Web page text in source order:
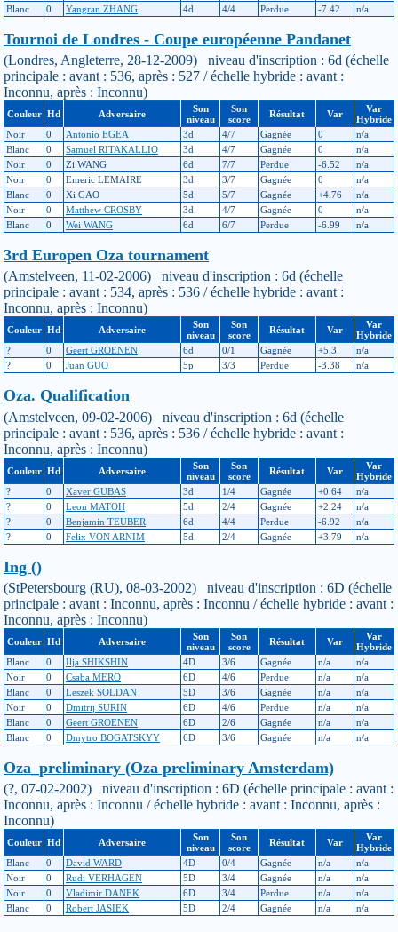
Blanc
0 Yangran ZHANG 4d 4/4 Perdue -7.42 n/a
Tournoi de Londres - Coupe européenne Pandanet
(Londres, Angleterre, 28-12-2009) niveau d'inscription : 6d (échelle
principale : avant : 536, après : 527 / échelle hybride : avant :
Inconnu, après : Inconnu)
Couleur Hd Adversaire
Son
niveau
Son
score
Résultat Var
Var
Hybride
Noir
0 Antonio EGEA 3d 4/7 Gagnée 0
n/a
Blanc
0 Samuel RITAKALLIO 3d 4/7 Gagnée 0
n/a
Noir
0 Zi WANG 6d 7/7 Perdue -6.52
n/a
Noir
0 Emeric LEMAIRE 3d 3/7 Gagnée 0
n/a
Blanc
0 Xi GAO 5d 5/7 Gagnée +4.76
n/a
Noir
0 Matthew CROSBY 3d 4/7 Gagnée 0
n/a
Blanc
0 Wei WANG 6d 6/7 Perdue -6.99 n/a
3rd Europen Oza tournament
(Amstelveen, 11-02-2006) niveau d'inscription : 6d (échelle
principale : avant : 534, après : 536 / échelle hybride : avant :
Inconnu, après : Inconnu)
Couleur Hd Adversaire
Son
niveau
Son
score
Résultat Var
Var
Hybride
?
0 Geert GROENEN 6d 0/1 Gagnée +5.3
n/a
?
0 Juan GUO 5p 3/3 Perdue -3.38 n/a
Oza. Qualification
(Amstelveen, 09-02-2006) niveau d'inscription : 6d (échelle
principale : avant : 536, après : 536 / échelle hybride : avant :
Inconnu, après : Inconnu)
Couleur Hd Adversaire
Son
niveau
Son
score
Résultat Var
Var
Hybride
?
0 Xaver GUBAS 3d 1/4 Gagnée +0.64
n/a
?
0 Leon MATOH 5d 2/4 Gagnée +2.24
n/a
?
0 Benjamin TEUBER 6d 4/4 Perdue -6.92
n/a
?
0 Felix VON ARNIM 5d 2/4 Gagnée +3.79 n/a
Ing ()
(StPetersbourg (RU), 08-03-2002) niveau d'inscription : 6D (échelle
principale : avant : Inconnu, après : Inconnu / échelle hybride : avant :
Inconnu, après : Inconnu)
Couleur Hd Adversaire
Son
niveau
Son
score
Résultat Var
Var
Hybride
Blanc
0 Ilja SHIKSHIN 4D 3/6 Gagnée n/a
n/a
Noir
0 Csaba MERO 6D 4/6 Perdue n/a
n/a
Blanc
0 Leszek SOLDAN 5D 3/6 Gagnée n/a
n/a
Noir
0 Dmitrij SURIN 6D 4/6 Perdue n/a
n/a
Blanc
0 Geert GROENEN 6D 2/6 Gagnée n/a
n/a
Blanc
0 Dmytro BOGATSKYY 6D 3/6 Gagnée n/a n/a
Oza_preliminary (Oza preliminary Amsterdam)
(?, 07-02-2002) niveau d'inscription : 6D (échelle principale : avant :
Inconnu, après : Inconnu / échelle hybride : avant : Inconnu, après :
Inconnu)
Couleur Hd Adversaire
Son
niveau
Son
score
Résultat Var
Var
Hybride
Blanc
0 David WARD 4D 0/4 Gagnée n/a
n/a
Noir
0 Rudi VERHAGEN 5D 3/4 Gagnée n/a
n/a
Noir
0 Vladimir DANEK 6D 3/4 Perdue n/a
n/a
Blanc
0 Robert JASIEK 5D 2/4 Gagnée n/a n/a